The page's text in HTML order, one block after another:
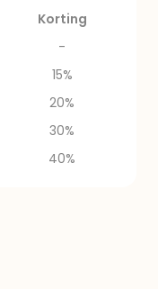
Korting
-
15%
20%
30%
40%